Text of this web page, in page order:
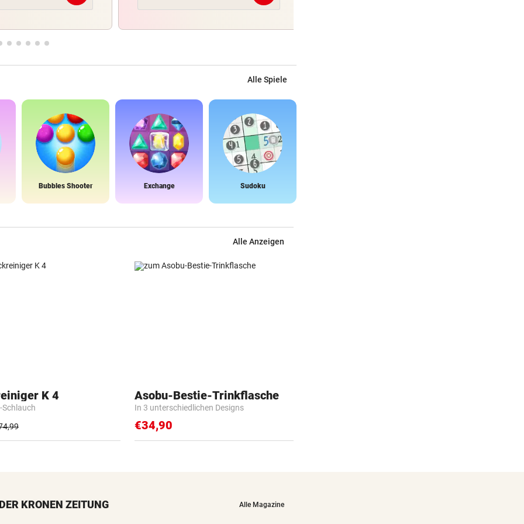
Alle Spiele
Bubbles Shooter Exchange Sudoku
Alle Anzeigen
K 4
Schlauch
Asobu-Bestie-Trinkflasche
In 3 unterschiedlichen Designs
€34,90
KRONEN ZEITUNG Alle Magazine